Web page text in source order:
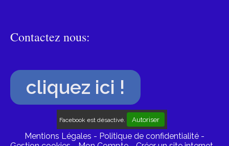
Contactez nous:
cliquez ici !
Facebook est désactivé. Autoriser
Mentions Légales
Politique de confidentialité